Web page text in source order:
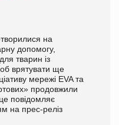
на
допомогу,
тварин із
врятувати ще
мережі EVA та
продовжили
повідомляє
на прес-реліз